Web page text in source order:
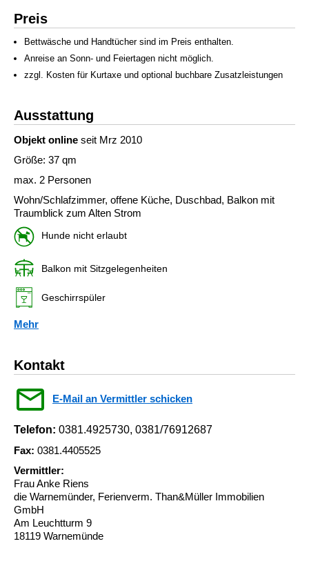
Preis
Bettwäsche und Handtücher sind im Preis enthalten.
Anreise an Sonn- und Feiertagen nicht möglich.
zzgl. Kosten für Kurtaxe und optional buchbare Zusatzleistungen
Ausstattung
Objekt online seit Mrz 2010
Größe: 37 qm
max. 2 Personen
Wohn/Schlafzimmer, offene Küche, Duschbad, Balkon mit
Traumblick zum Alten Strom
Hunde nicht erlaubt
Balkon mit Sitzgelegenheiten
Geschirrspüler
Mehr
Kontakt
E-Mail an Vermittler schicken
Telefon: 0381.4925730, 0381/76912687
Fax: 0381.4405525
Vermittler:
Frau Anke Riens
die Warnemünder, Ferienverm. Than&Müller Immobilien
GmbH
Am Leuchtturm 9
18119 Warnemünde